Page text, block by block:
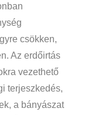
csökken,
Az erdőirtás
vezethető
terjeszkedés,
a bányászat